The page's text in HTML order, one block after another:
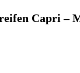
Capri –